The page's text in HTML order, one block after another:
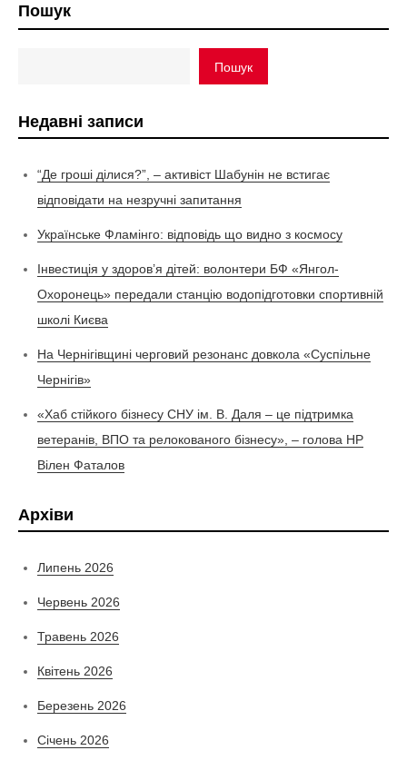
Пошук
Пошук
Недавні записи
“Де гроші ділися?”, – активіст Шабунін не встигає
відповідати на незручні запитання
Українське Фламінго: відповідь що видно з космосу
Інвестиція у здоров’я дітей: волонтери БФ «Янгол-
Охоронець» передали станцію водопідготовки спортивній
школі Києва
На Чернігівщині черговий резонанс довкола «Суспільне
Чернігів»
«Хаб стійкого бізнесу СНУ ім. В. Даля – це підтримка
ветеранів, ВПО та релокованого бізнесу», – голова НР
Вілен Фаталов
Архіви
Липень 2026
Червень 2026
Травень 2026
Квітень 2026
Березень 2026
Січень 2026